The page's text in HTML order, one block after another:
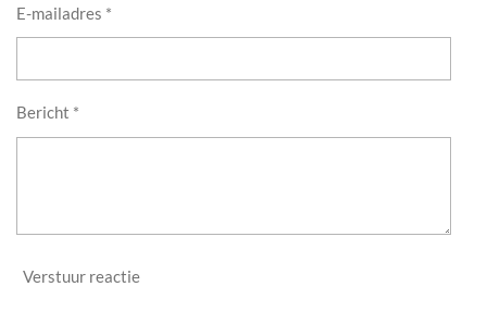
E-mailadres *
Bericht *
Verstuur reactie